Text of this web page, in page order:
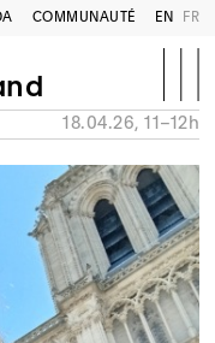
COMMUNAUTÉ EN FR
18.04.26, 11–12h